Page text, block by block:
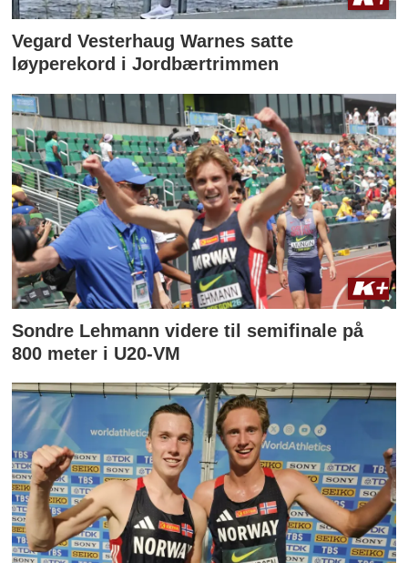
Vegard Vesterhaug Warnes satte
løyperekord i Jordbærtrimmen
Sondre Lehmann videre til semifinale på
800 meter i U20-VM